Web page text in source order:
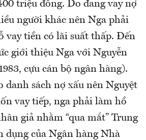
triệu đồng. Do đang vay nợ
người khác nên Nga phải
vay tiền có lãi suất thấp. Đến
giới thiệu Nga với Nguyễn
cựu cán bộ ngân hàng).
danh sách nợ xấu nên Nguyệt
vay tiếp, nga phải làm hồ
giả nhằm “qua mắt” Trung
của Ngân hàng Nhà